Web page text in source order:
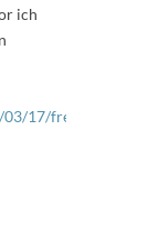
ich
17/freitags-